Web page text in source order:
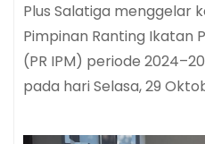
Plus Salatiga menggelar
Pimpinan Ranting Ikatan
(PR IPM) periode
pada hari Selasa, 29